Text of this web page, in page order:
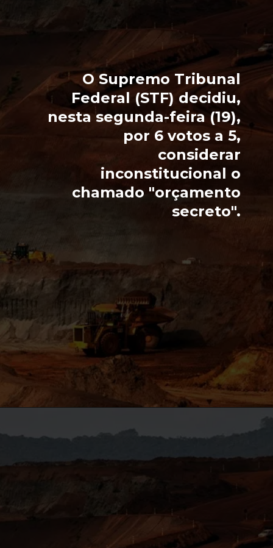
O Supremo Tribunal
Federal (STF) decidiu,
nesta segunda-feira (19),
por 6 votos a 5,
considerar
inconstitucional o
chamado "orçamento
secreto".